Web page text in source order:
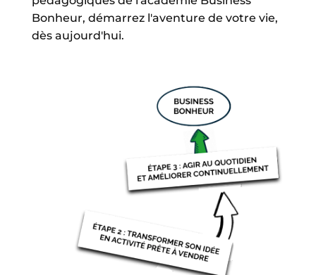
Bonheur, démarrez l'aventure de votre vie,
dès aujourd'hui.